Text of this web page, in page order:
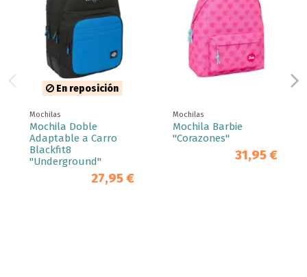
En reposición
Mochilas
Mochila Doble
Adaptable a Carro
Blackfit8
"Underground"
27,95 €
Mochilas
Mochila Barbie
"Corazones"
31,95 €